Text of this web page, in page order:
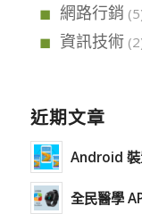
網路行銷
資訊技術
近期文章
Android 裝
全民醫學